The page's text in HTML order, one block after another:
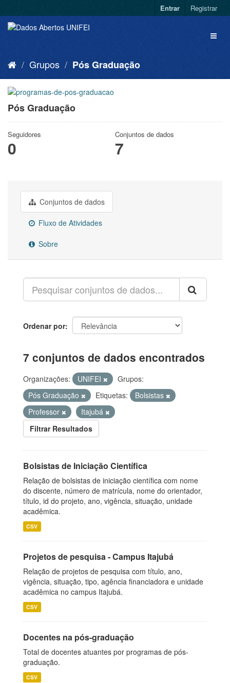
Entrar Registrar
Grupos Pós Graduação
Pós Graduação
Seguidores
0
Conjuntos de dados
7
Conjuntos de dados
Fluxo de Atividades
Sobre
Ordenar por
7 conjuntos de dados encontrados
Organizações: UNIFEI
Grupos:
Pós Graduação
Etiquetas:
Bolsistas
Professor
Itajubá
Filtrar Resultados
Bolsistas de Iniciação Científica
Relação de bolsistas de iniciação científica com nome
do discente, número de matrícula, nome do orientador,
título, id do projeto, ano, vigência, situação, unidade
acadêmica.
CSV
Projetos de pesquisa - Campus Itajubá
Relação de projetos de pesquisa com título, ano,
vigência, situação, tipo, agência financiadora e unidade
acadêmica no campus Itajubá.
CSV
Docentes na pós-graduação
Total de docentes atuantes por programas de pós-
graduação.
CSV